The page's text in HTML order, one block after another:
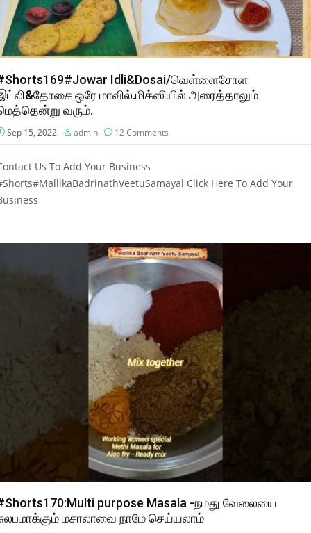
Idli&Dosai/வெள்ளைசோள
ஒரே மாவில்.மிக்ஸியில் அரைத்தாலும்
வரும்.
Sep 15, 2022 admin 12 Comments
Us To Add Your Business
Click Here To Add Your
purpose Masala -நமது வேலையை
மசாலாவை நாமே செய்யலாம்